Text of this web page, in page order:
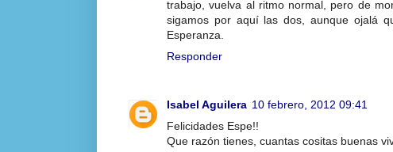
trabajo, vuelva al ritmo normal, pero de
sigamos por aquí las dos, aunque ojalá
Esperanza.
Responder
Isabel Aguilera 10 febrero, 2012 09:41
Felicidades Espe!!
Que razón tienes, cuantas cositas buenas